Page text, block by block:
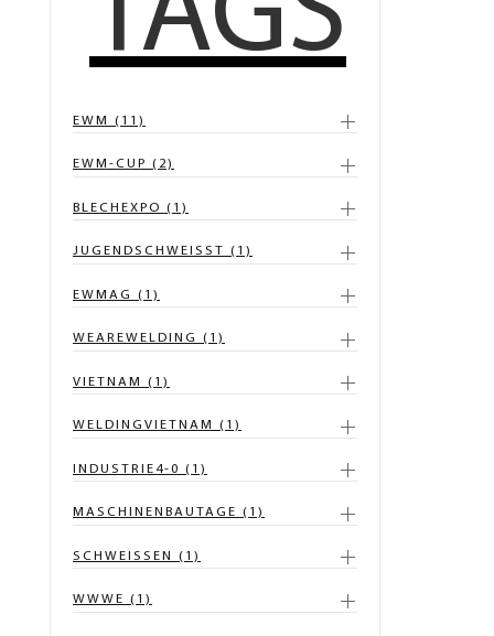
EWM (11)
EWM-CUP (2)
BLECHEXPO (1)
JUGENDSCHWEISST (1)
EWMAG (1)
WEAREWELDING (1)
VIETNAM (1)
WELDINGVIETNAM (1)
INDUSTRIE4-0 (1)
MASCHINENBAUTAGE (1)
SCHWEISSEN (1)
WWWE (1)